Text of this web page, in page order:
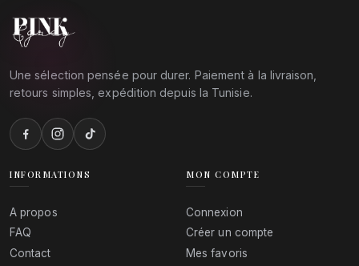
Une sélection pensée pour durer. Paiement à la livraison,
retours simples, expédition depuis la Tunisie.
INFORMATIONS
A propos
FAQ
Contact
MON COMPTE
Connexion
Créer un compte
Mes favoris